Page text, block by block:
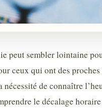
peut sembler lointaine
ceux qui ont des proches
nécessité de connaître
le décalage